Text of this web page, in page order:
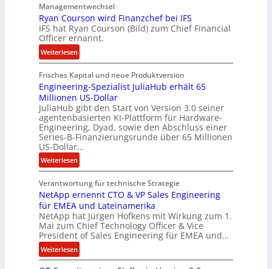
n
z
u
s
a
m
m
e
n
ö
s
e
g
e
l
d
z
a
h
l
e
i
s
e
i
n
e
L
ö
Managementwechsel
Ryan Courson wird Finanzchef bei IFS
IFS hat Ryan Courson (Bild) zum Chief Financial
Officer ernannt.
Weiterlesen:
R
y
a
n
C
o
u
s
o
r
d
F
n
Frisches Kapital und neue Produktversion
Engineering-Spezialist JuliaHub erhält 65
Millionen US-Dollar
JuliaHub gibt den Start von Version 3.0 seiner
agentenbasierten KI-Plattform für Hardware-
Engineering, Dyad, sowie den Abschluss einer
Series-B-Finanzierungsrunde über 65 Millionen
US-Dollar…
Weiterlesen:
E
n
g
n
e
e
r
i
Verantwortung für technische Strategie
NetApp ernennt CTO & VP Sales Engineering
für EMEA und Lateinamerika
NetApp hat Jürgen Hofkens mit Wirkung zum 1.
Mai zum Chief Technology Officer & Vice
President of Sales Engineering für EMEA und…
Weiterlesen:
N